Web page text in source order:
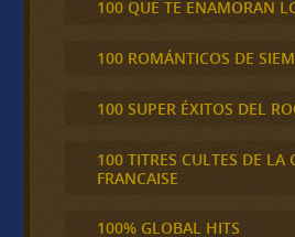
100 QUE TE ENAMORAN
100 ROMÁNTICOS DE
100 SUPER ÉXITOS DEL
100 TITRES CULTES DE LA
FRANCAISE
100% GLOBAL HITS